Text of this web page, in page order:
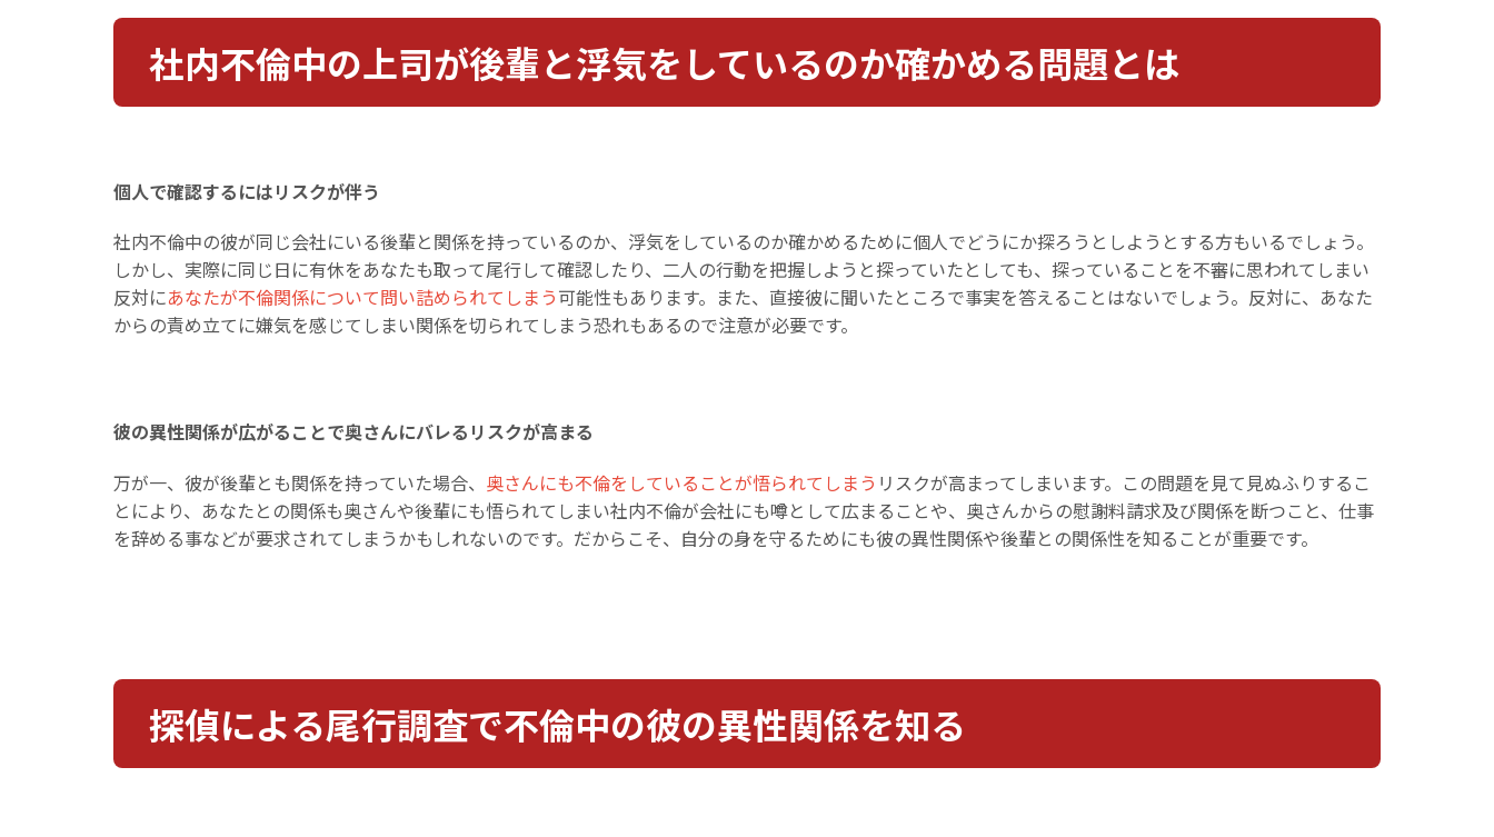
社内不倫中の上司が後輩と浮気をしているのか確かめる問題とは
個人で確認するにはリスクが伴う
社内不倫中の彼が同じ会社にいる後輩と関係を持っているのか、浮気をしているのか確かめるために個人でどうにか探ろうとしようとする方もいるでしょう。
しかし、実際に同じ日に有休をあなたも取って尾行して確認したり、二人の行動を把握しようと探っていたとしても、探っていることを不審に思われてしまい
反対にあなたが不倫関係について問い詰められてしまう可能性もあります。また、直接彼に聞いたところで事実を答えることはないでしょう。反対に、あなた
からの責め立てに嫌気を感じてしまい関係を切られてしまう恐れもあるので注意が必要です。
彼の異性関係が広がることで奥さんにバレるリスクが高まる
万が一、彼が後輩とも関係を持っていた場合、 奥さんにも不倫をしていることが悟られてしまう リスクが高まってしまいます。この問題を見て見ぬふりするこ
とにより、あなたとの関係も奥さんや後輩にも悟られてしまい社内不倫が会社にも噂として広まることや、奥さんからの慰謝料請求及び関係を断つこと、仕事
を辞める事などが要求されてしまうかもしれないのです。だからこそ、自分の身を守るためにも彼の異性関係や後輩との関係性を知ることが重要です。
探偵による尾行調査で不倫中の彼の異性関係を知る